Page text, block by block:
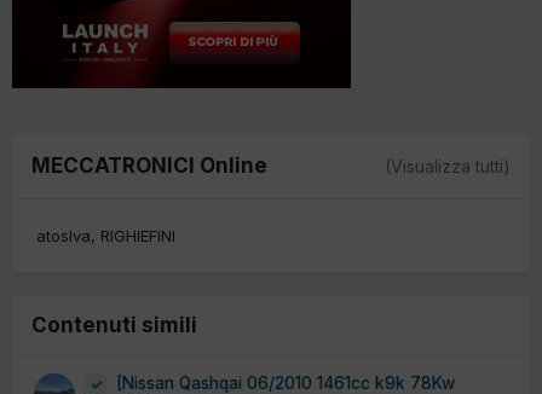
MECCATRONICI Online (Visualizza tutti)
atoslva RIGHIEFINI
Contenuti simili
[Nissan Qashqai 06/2010 1461cc k9k 78Kw